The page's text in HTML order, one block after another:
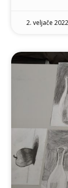
2. veljače